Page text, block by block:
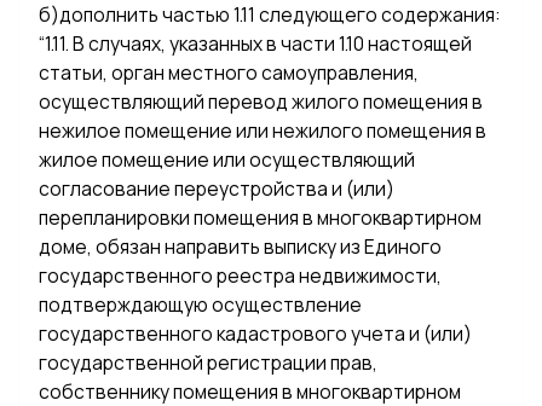
б)дополнить частью 1.11 следующего содержания:
“1.11. В случаях, указанных в части 1.10 настоящей
статьи, орган местного самоуправления,
осуществляющий перевод жилого помещения в
нежилое помещение или нежилого помещения в
жилое помещение или осуществляющий
согласование переустройства и (или)
перепланировки помещения в многоквартирном
доме, обязан направить выписку из Единого
государственного реестра недвижимости,
подтверждающую осуществление
государственного кадастрового учета и (или)
государственной регистрации прав,
собственнику помещения в многоквартирном